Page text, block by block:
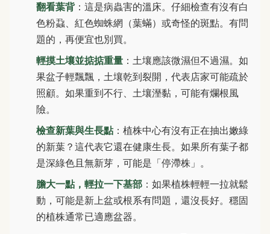
翻看葉背：這是病蟲害的溫床。仔細檢查有沒有白
色粉蝨、紅色蜘蛛網（葉蟎）或奇怪的斑點。有問
題的，再便宜也別買。
輕摸土壤並掂掂重量 ：土壤應該微濕但不過濕。如
果盆子輕飄飄，土壤乾到裂開，代表店家可能疏於
照顧。如果重到不行、土壤溼黏，可能有爛根風
險。
檢查新葉與生長點：植株中心有沒有正在抽出嫩綠
的新葉？這代表它還在健康生長。如果所有葉子都
是深綠色且無新芽，可能是「停滯株」。
膽大一點，輕拉一下基部 ：如果植株輕輕一拉就鬆
動，可能是新上盆或根系有問題，還沒長好。穩固
的植株通常已適應盆器。